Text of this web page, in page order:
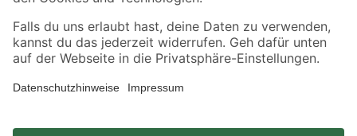
Alle Preisangaben in EUR inkl. gesetzl. MwSt.. Die dargestellten Angebote sind unter
Umständen nicht in allen Märkten verfügbar. Die angegebenen Verfügbarkeiten beziehen
Produkte nur solange der Vorrat reicht.
*Paketversand ab 59 € versandkostenfrei, gilt nicht für Artikel mit Speditionsversand, hier